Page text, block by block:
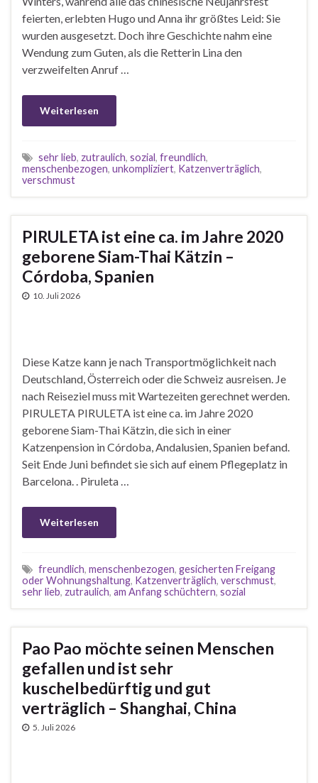
feierten, erlebten Hugo und Anna ihr größtes Leid: Sie
wurden ausgesetzt. Doch ihre Geschichte nahm eine
Wendung zum Guten, als die Retterin Lina den
verzweifelten Anruf …
Weiterlesen
sehr lieb, zutraulich, sozial, freundlich,
menschenbezogen, unkompliziert, Katzenverträglich,
verschmust
PIRULETA ist eine ca. im Jahre 2020
geborene Siam-Thai Kätzin –
Córdoba, Spanien
10. Juli 2026
Diese Katze kann je nach Transportmöglichkeit nach
Deutschland, Österreich oder die Schweiz ausreisen. Je
nach Reiseziel muss mit Wartezeiten gerechnet werden.
PIRULETA PIRULETA ist eine ca. im Jahre 2020
geborene Siam-Thai Kätzin, die sich in einer
Katzenpension in Córdoba, Andalusien, Spanien befand.
Seit Ende Juni befindet sie sich auf einem Pflegeplatz in
Barcelona. . Piruleta …
Weiterlesen
freundlich, menschenbezogen, gesicherten Freigang
oder Wohnungshaltung, Katzenverträglich, verschmust,
sehr lieb, zutraulich, am Anfang schüchtern, sozial
Pao Pao möchte seinen Menschen
gefallen und ist sehr
kuschelbedürftig und gut
verträglich – Shanghai, China
5. Juli 2026